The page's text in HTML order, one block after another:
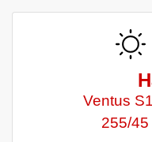
Ventus
255/45